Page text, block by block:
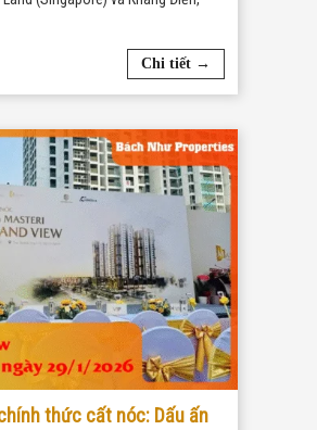
Chi tiết →
thức cất nóc: Dấu ấn